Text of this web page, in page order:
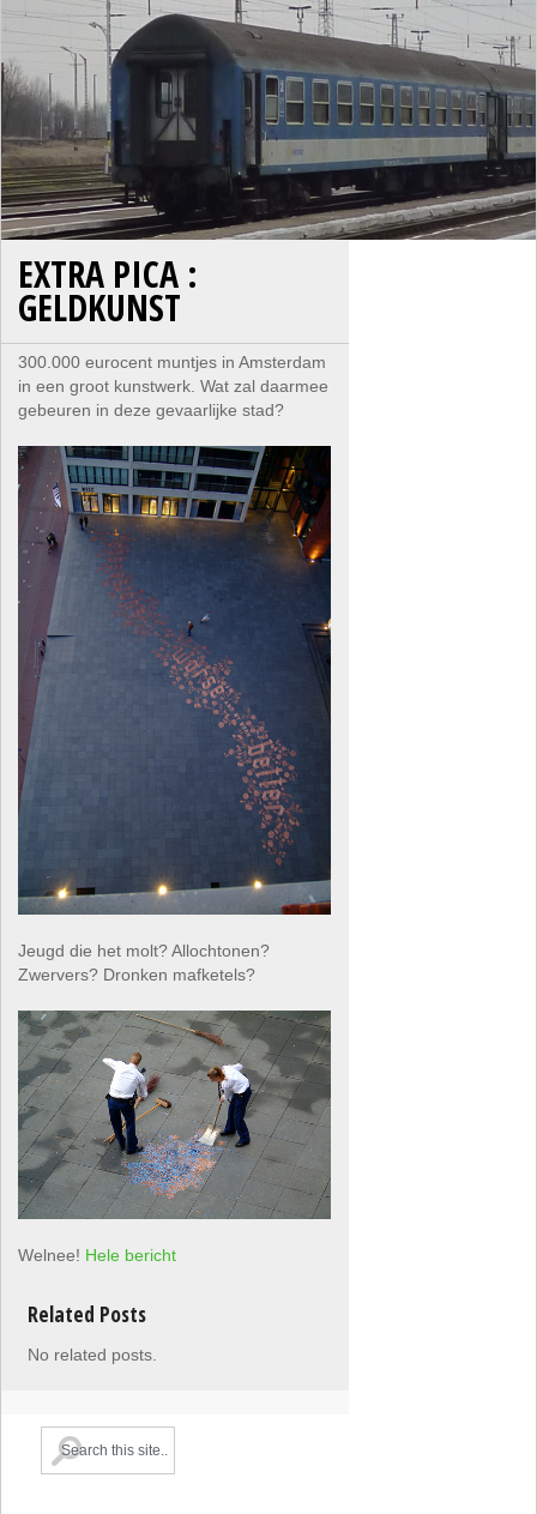
EXTRA PICA :
GELDKUNST
300.000 eurocent muntjes in Amsterdam
in een groot kunstwerk. Wat zal daarmee
gebeuren in deze gevaarlijke stad?
Jeugd die het molt? Allochtonen?
Zwervers? Dronken mafketels?
Welnee! Hele bericht
Related Posts
No related posts.